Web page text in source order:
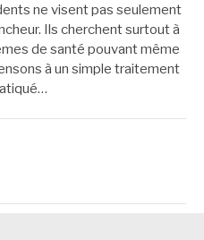
ne visent pas seulement
Ils cherchent surtout à
de santé pouvant même
à un simple traitement